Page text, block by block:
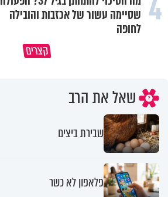
4 שסיימה עשור של אכזבות והובילה
לחופה
קצרים
שאל את הרב
שבירת ביצים
פלאפון לא כשר